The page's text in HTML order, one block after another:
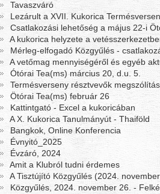
Tavaszváró
Lezárult a XVII. Kukorica
Csatlakozási lehetőség a május 22-i
A kukorica helyzete a
Mérleg-elfogadó Közgyűlés -
A vetőmag mennyiségéről és egyéb
Ótórai Tea(ms) március 20, d.u. 5.
Termésverseny résztvevők
Ötórai Tea(ms) február 26
Kattintgató - Excel a kukoricában
A X. Kukorica Tanulmányút - Thaiföld
Bangkok, Online Konferencia
Évnyitó_2025
Évzáró, 2024
Amit a Klubról tudni érdemes
A Tisztújító Közgyűlés (2024.
Közgyűlés, 2024. november 26. -